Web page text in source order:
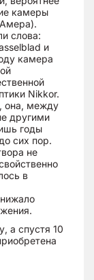
камеры
слова:
и
камера
Nikkor.
она, между
другими
годы
сих пор.
не
в
а спустя 10